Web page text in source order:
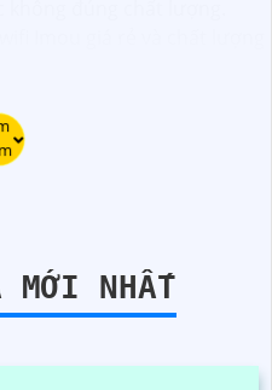
MỚI NHẤT